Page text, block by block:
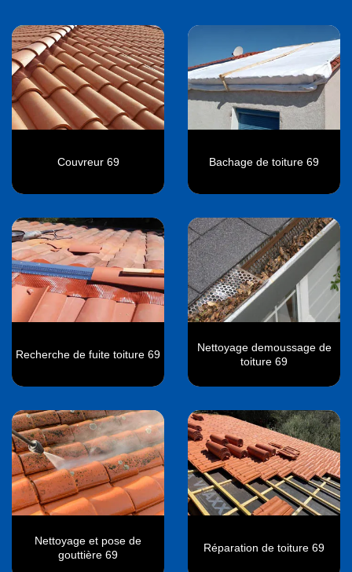
Couvreur 69 Bachage de toiture 69
Recherche de fuite toiture 69
Nettoyage demoussage de
toiture 69
Nettoyage et pose de
gouttière 69
Réparation de toiture 69